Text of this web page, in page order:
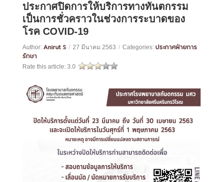
ประกาศปิดการให้บริการทางทันตกรรม
เป็นการชั่วคราวในช่วงการระบาดของ
โรค COVID-19
Author: Anirut S / 27 มีนาคม 2563 / Categories: ประกาศฝ่ายการ
รักษา
Rate this article: 3.0